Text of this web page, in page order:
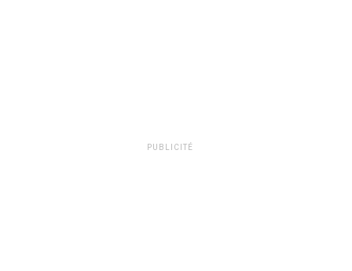
PUBLICITÉ